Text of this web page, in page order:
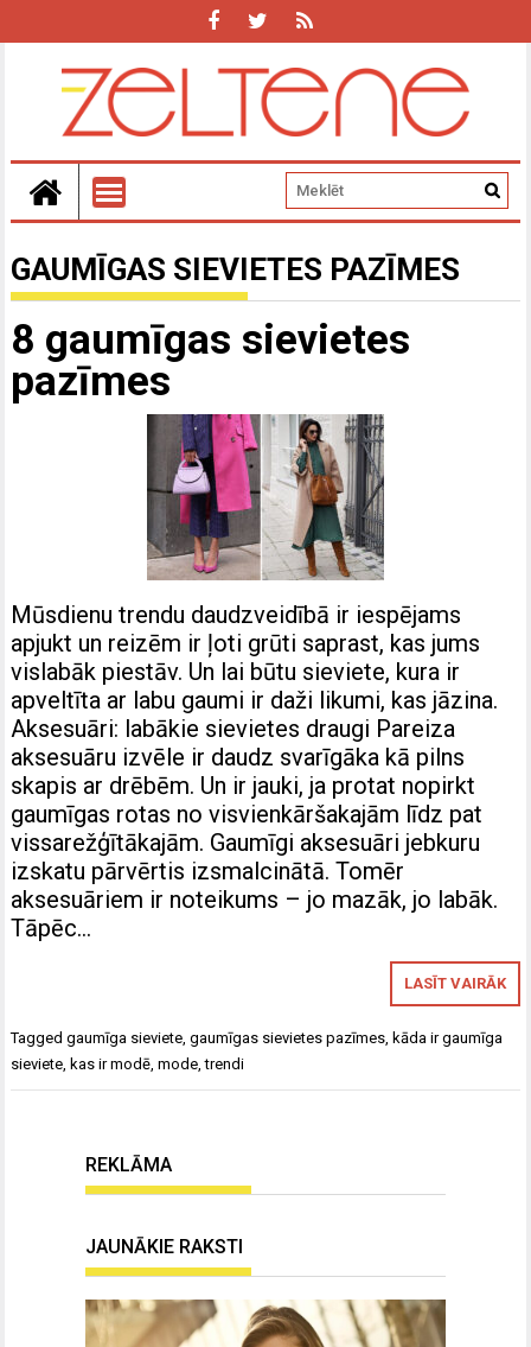
GAUMĪGAS SIEVIETES PAZĪMES
8 gaumīgas sievietes
pazīmes
Mūsdienu trendu daudzveidībā ir iespējams
apjukt un reizēm ir ļoti grūti saprast, kas jums
vislabāk piestāv. Un lai būtu sieviete, kura ir
apveltīta ar labu gaumi ir daži likumi, kas jāzina.
Aksesuāri: labākie sievietes draugi Pareiza
aksesuāru izvēle ir daudz svarīgāka kā pilns
skapis ar drēbēm. Un ir jauki, ja protat nopirkt
gaumīgas rotas no visvienkāršakajām līdz pat
vissarežģītākajām. Gaumīgi aksesuāri jebkuru
izskatu pārvērtis izsmalcinātā. Tomēr
aksesuāriem ir noteikums – jo mazāk, jo labāk.
Tāpēc…
LASĪT VAIRĀK
Taggedgaumīga sieviete ,gaumīgas sievietes pazīmes ,kāda ir gaumīga
sieviete ,kas ir modē ,mode ,trendi
REKLĀMA
JAUNĀKIE RAKSTI